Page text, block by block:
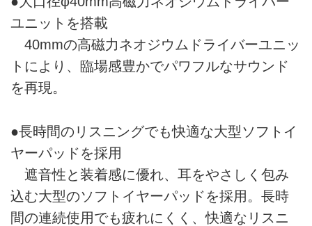
ユニットを搭載
40mmの高磁力ネオジウムドライバーユニッ
トにより、臨場感豊かでパワフルなサウンド
を再現。
●長時間のリスニングでも快適な大型ソフトイ
ヤーパッドを採用
遮音性と装着感に優れ、耳をやさしく包み
込む大型のソフトイヤーパッドを採用。長時
間の連続使用でも疲れにくく、快適なリスニ